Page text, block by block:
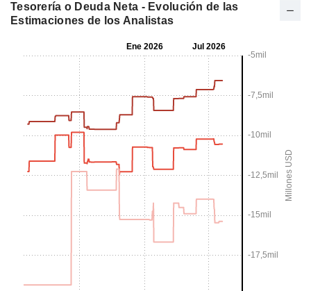
Tesorería o Deuda Neta - Evolución de las
Estimaciones de los Analistas